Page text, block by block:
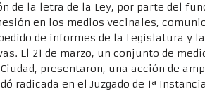
de la letra de la Ley, por parte del
en los medios vecinales,
de informes de la Legislatura y
El 21 de marzo, un conjunto de
presentaron, una acción de
radicada en el Juzgado de 1ª